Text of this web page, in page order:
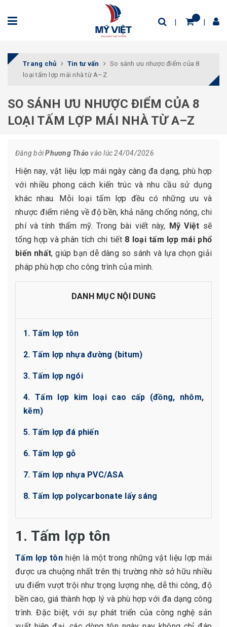
Trang chủ Tin tư vấn
So sánh ưu nhược điểm của 8
loại tấm lợp mái nhà từ A–Z
SO SÁNH ƯU NHƯỢC ĐIỂM CỦA 8
LOẠI TẤM LỢP MÁI NHÀ TỪ A–Z
Đăng bởiPhương Thảovào lúc 24/04/2026
Hiện nay, vật liệu lợp mái ngày càng đa dạng, phù hợp
với nhiều phong cách kiến trúc và nhu cầu sử dụng
khác nhau. Mỗi loại tấm lợp đều có những ưu và
nhược điểm riêng về độ bền, khả năng chống nóng, chi
phí và tính thẩm mỹ. Trong bài viết này, Mỹ Việt sẽ
tổng hợp và phân tích chi tiết 8 loại tấm lợp mái phổ
biến nhất, giúp bạn dễ dàng so sánh và lựa chọn giải
pháp phù hợp cho công trình của mình.
DANH MỤC NỘI DUNG
1. Tấm lợp tôn
2. Tấm lợp nhựa đường (bitum)
3. Tấm lợp ngói
4. Tấm lợp kim loại cao cấp (đồng, nhôm,
kẽm)
5. Tấm lợp đá phiến
6. Tấm lợp gỗ
7. Tấm lợp nhựa PVC/ASA
8. Tấm lợp polycarbonate lấy sáng
1. Tấm lợp tôn
Tấm lợp tônhiện là một trong những vật liệu lợp mái
được ưa chuộng nhất trên thị trường nhờ sở hữu nhiều
ưu điểm vượt trội như trọng lượng nhẹ, dễ thi công, độ
bền cao, giá thành hợp lý và phù hợp với đa dạng công
trình. Đặc biệt, với sự phát triển của công nghệ sản